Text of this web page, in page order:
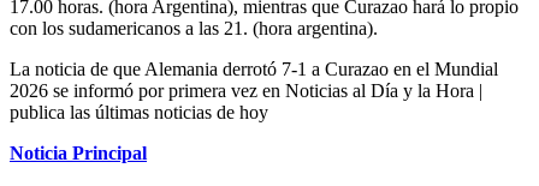
17.00 horas. (hora Argentina), mientras que Curazao hará lo propio
con los sudamericanos a las 21. (hora argentina).
La noticia de que Alemania derrotó 7-1 a Curazao en el Mundial
2026 se informó por primera vez en Noticias al Día y la Hora |
publica las últimas noticias de hoy
Noticia Principal